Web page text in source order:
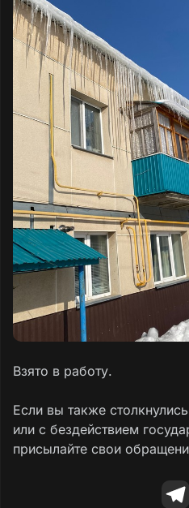
Взято в работу.
Если вы также
или с бездействием
присылайте свои